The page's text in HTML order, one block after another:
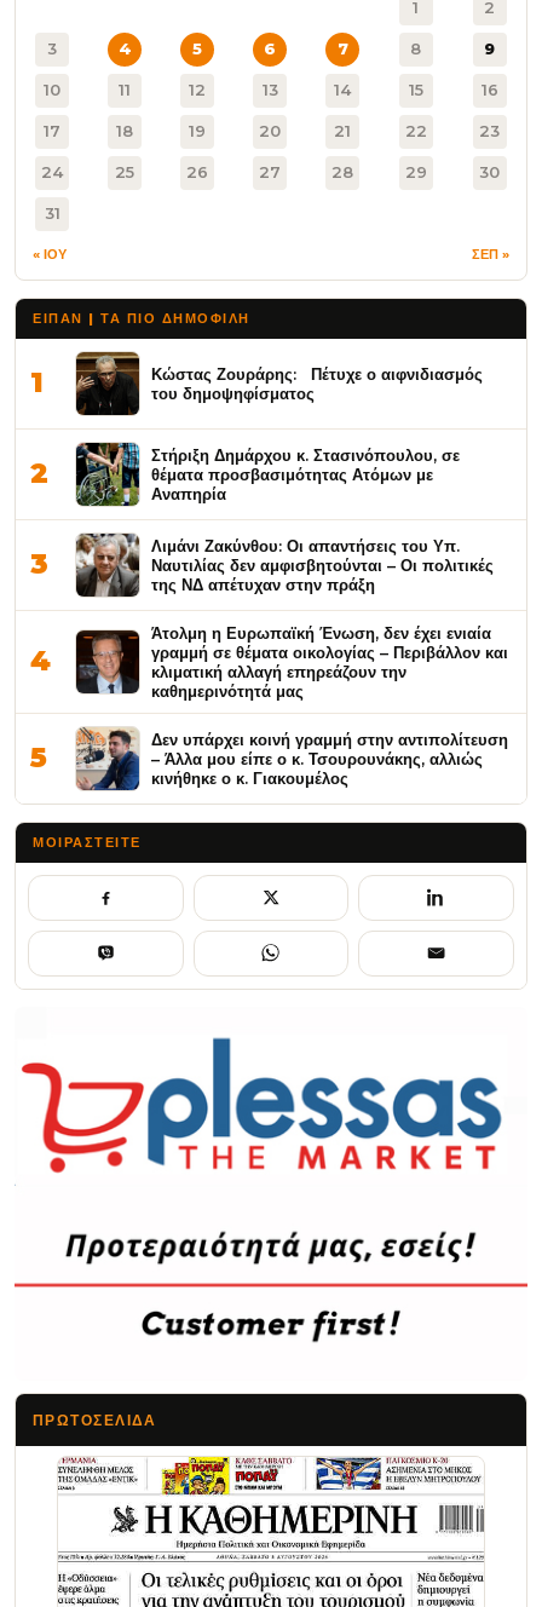
1 2
3 4 5 6 7 8 9
10 11 12 13 14 15 16
17 18 19 20 21 22 23
24 25 26 27 28 29 30
31
« ΙΟΥ ΣΕΠ »
ΕΙΠΑΝ | ΤΑ ΠΙΟ ΔΗΜΟΦΙΛΉ
1
Κώστας Ζουράρης: Πέτυχε ο αιφνιδιασμός
του δημοψηφίσματος
2
Στήριξη Δημάρχου κ. Στασινόπουλου, σε
θέματα προσβασιμότητας Ατόμων με
Αναπηρία
3
Λιμάνι Ζακύνθου: Οι απαντήσεις του Υπ.
Ναυτιλίας δεν αμφισβητούνται – Οι πολιτικές
της ΝΔ απέτυχαν στην πράξη
4
Άτολμη η Ευρωπαϊκή Ένωση, δεν έχει ενιαία
γραμμή σε θέματα οικολογίας – Περιβάλλον και
κλιματική αλλαγή επηρεάζουν την
καθημερινότητά μας
5
Δεν υπάρχει κοινή γραμμή στην αντιπολίτευση
– Άλλα μου είπε ο κ. Τσουρουνάκης, αλλιώς
κινήθηκε ο κ. Γιακουμέλος
ΜΟΙΡΑΣΤΕΊΤΕ
ΠΡΩΤΟΣΈΛΙΔΑ